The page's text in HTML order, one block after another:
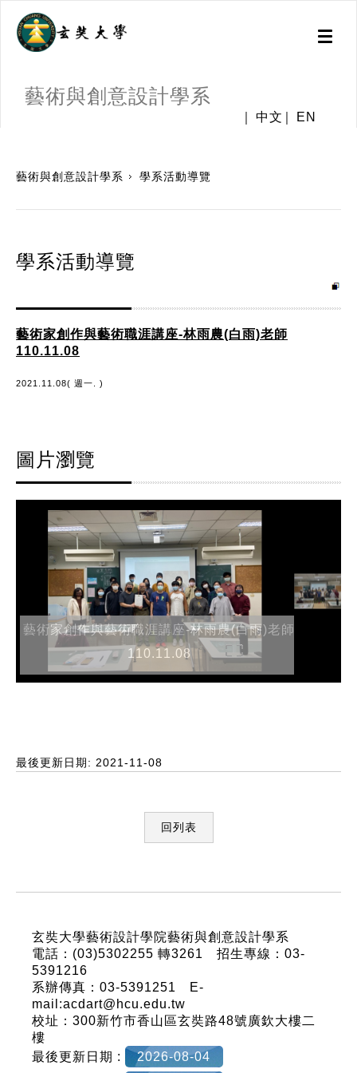
Toggle
藝術與創意設計學系
中文 EN
藝術與創意設計學系 學系活動導覽
學系活動導覽
藝術家創作與藝術職涯講座-林雨農(白雨)老師
110.11.08
2021.11.08( 週一. )
圖片瀏覽
藝術家創作與藝術職涯講座-林雨農(白雨)老師
110.11.08
最後更新日期: 2021-11-08
回列表
玄奘大學藝術設計學院藝術與創意設計學系
電話：(03)5302255 轉3261 招生專線：03-
5391216
系辦傳真：03-5391251 E-
mail:acdart@hcu.edu.tw
校址：300新竹市香山區玄奘路48號廣欽大樓二
樓
最後更新日期 :
2026-08-04